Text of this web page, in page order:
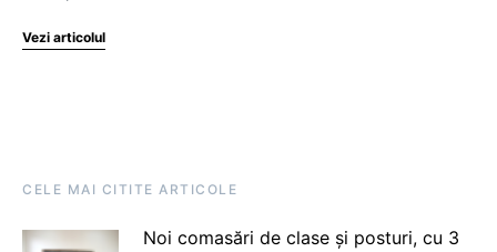
Vezi articolul
CELE MAI CITITE ARTICOLE
Noi comasări de clase și posturi, cu 3